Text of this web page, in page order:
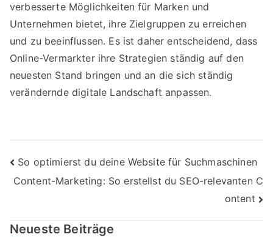
verbesserte Möglichkeiten für Marken und
Unternehmen bietet, ihre Zielgruppen zu erreichen
und zu beeinflussen. Es ist daher entscheidend, dass
Online-Vermarkter ihre Strategien ständig auf den
neuesten Stand bringen und an die sich ständig
verändernde digitale Landschaft anpassen.
Beitragsnavigation
So optimierst du deine Website für Suchmaschinen
Content-Marketing: So erstellst du SEO-relevanten C
ontent
Neueste Beiträge